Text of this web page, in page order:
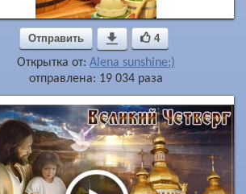
Отправить  4
Открытка от: Alena sunshine:)
отправлена: 19 034 раза